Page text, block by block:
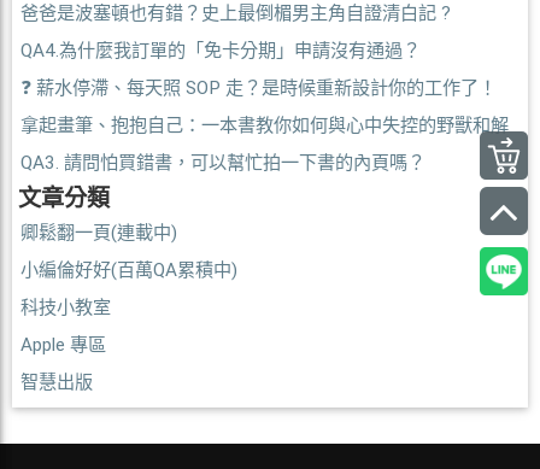
爸爸是波塞頓也有錯？史上最倒楣男主角自證清白記 ?
QA4.為什麼我訂單的「免卡分期」申請沒有通過？
❓ 薪水停滯、每天照 SOP 走？是時候重新設計你的工作了！
拿起畫筆、抱抱自己：一本書教你如何與心中失控的野獸和解
QA3. 請問怕買錯書，可以幫忙拍一下書的內頁嗎？
文章分類
卿鬆翻一頁(連載中)
小編倫好好(百萬QA累積中)
科技小教室
Apple 專區
智慧出版